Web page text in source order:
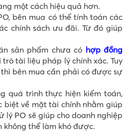
một cách hiệu quả hơn.
bên mua có thể tính toán các
chính sách ưu đãi. Từ đó giúp
sản phẩm chưa có hợp đồng
tài liệu pháp lý chính xác. Tuy
bên mua cần phải có được sự
quá trình thực hiện kiểm toán,
biệt về mặt tài chính nhằm giúp
lý PO sẽ giúp cho doanh nghiệp
không thể làm khó được.